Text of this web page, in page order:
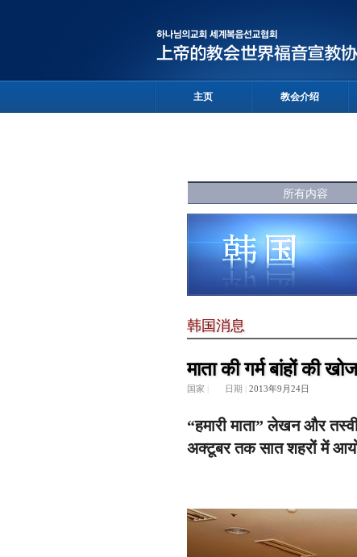
主页 教会介绍
所有内容
韩国消息
माता की गर्म बांहों की
国家 日期 2013年9月24日
“हमारी माता” लेखन और
अक्टूबर तक सात शहरों में